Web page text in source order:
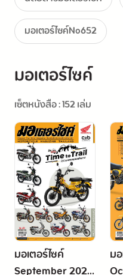
มอเตอร์ไซค์No652
มอเตอร์ไซค์
เซ็ตหนังสือ : 152 เล่ม
มอเตอร์ไซค์ ม